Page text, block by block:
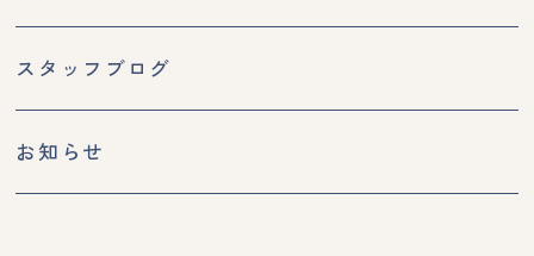
スタッフブログ
お知らせ